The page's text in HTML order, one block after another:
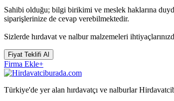
Sahibi olduğu; bilgi birikimi ve meslek haklarına
siparişlerinize de cevap verebilmektedir.
Sizlerde hırdavat ve nalbur malzemeleri
Fiyat Teklifi Al
Firma Ekle+
Türkiye'de yer alan hırdavatçı ve nalburlar